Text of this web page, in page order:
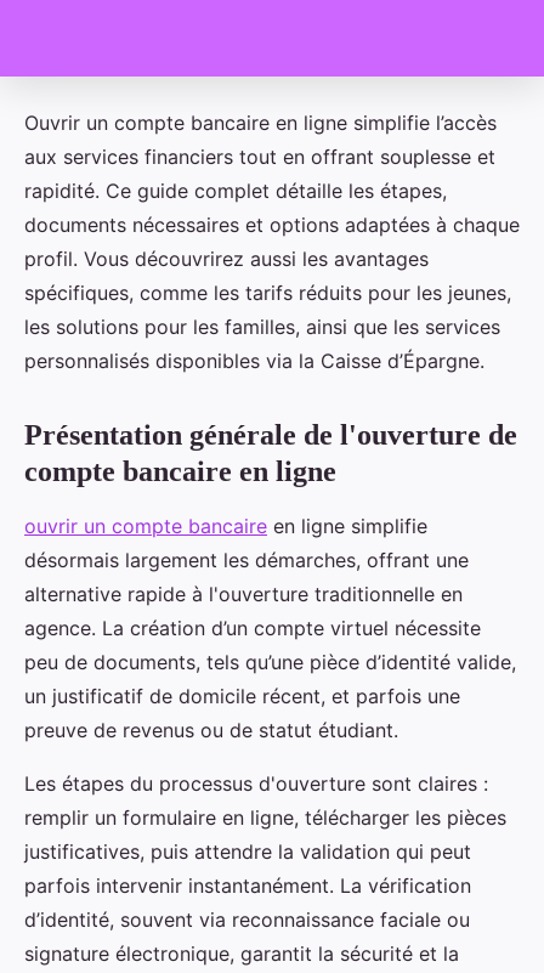
Ouvrir un compte bancaire en ligne simplifie l’accès
aux services financiers tout en offrant souplesse et
rapidité. Ce guide complet détaille les étapes,
documents nécessaires et options adaptées à chaque
profil. Vous découvrirez aussi les avantages
spécifiques, comme les tarifs réduits pour les jeunes,
les solutions pour les familles, ainsi que les services
personnalisés disponibles via la Caisse d’Épargne.
Présentation générale de l'ouverture de
compte bancaire en ligne
ouvrir un compte bancaire en ligne simplifie
désormais largement les démarches, offrant une
alternative rapide à l'ouverture traditionnelle en
agence. La création d’un compte virtuel nécessite
peu de documents, tels qu’une pièce d’identité valide,
un justificatif de domicile récent, et parfois une
preuve de revenus ou de statut étudiant.
Les étapes du processus d'ouverture sont claires :
remplir un formulaire en ligne, télécharger les pièces
justificatives, puis attendre la validation qui peut
parfois intervenir instantanément. La vérification
d’identité, souvent via reconnaissance faciale ou
signature électronique, garantit la sécurité et la